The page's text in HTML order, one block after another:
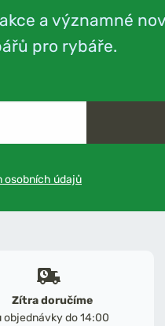
a významné
pro rybáře.
osobních údajů
Zítra doručíme
objednávky do 14:00